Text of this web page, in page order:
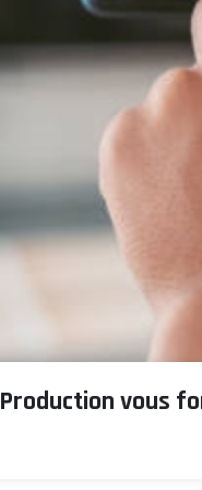
vous